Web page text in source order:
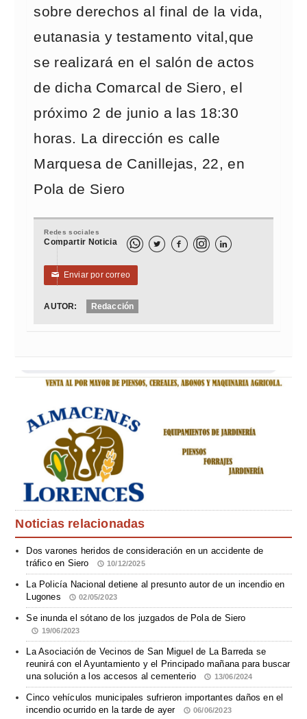
sobre derechos al final de la vida,
eutanasia y testamento vital,que
se realizará en el salón de actos
de dicha Comarcal de Siero, el
próximo 2 de junio a las 18:30
horas. La dirección es calle
Marquesa de Canillejas, 22, en
Pola de Siero
Redes sociales
Compartir Noticia   
✉ Enviar por correo
AUTOR: Redacción
Noticias relacionadas
Dos varones heridos de consideración en un accidente de
tráfico en Siero
10/12/2025
La Policía Nacional detiene al presunto autor de un incendio en
Lugones
02/05/2023
Se inunda el sótano de los juzgados de Pola de Siero
19/06/2023
La Asociación de Vecinos de San Miguel de La Barreda se
reunirá con el Ayuntamiento y el Principado mañana para buscar
una solución a los accesos al cementerio
13/06/2024
Cinco vehículos municipales sufrieron importantes daños en el
incendio ocurrido en la tarde de ayer
06/06/2023